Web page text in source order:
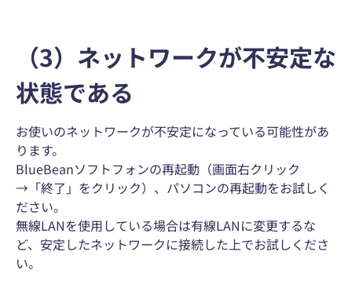
（3）ネットワークが不安定な
状態である
お使いのネットワークが不安定になっている可能性があ
ります。
BlueBeanソフトフォンの再起動（画面右クリック
→「終了」をクリック）、パソコンの再起動をお試しく
ださい。
無線LANを使用している場合は有線LANに変更するな
ど、安定したネットワークに接続した上でお試しくださ
い。